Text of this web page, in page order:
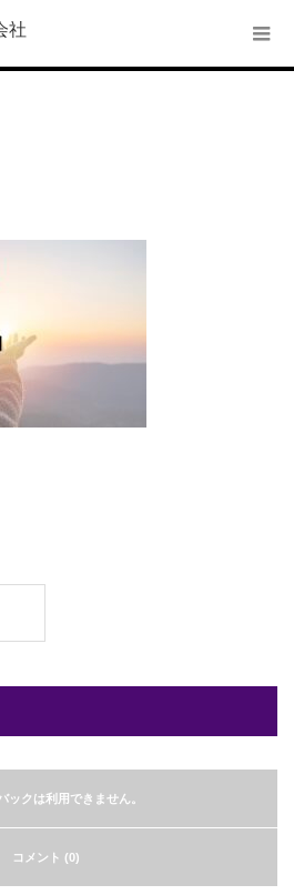
社
ックは利用できません。
コメント (0)